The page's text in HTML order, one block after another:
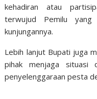
kehadiran atau
terwujud Pemilu yang
kunjungannya.
Lebih lanjut Bupati juga
pihak menjaga situasi
penyelenggaraan pesta